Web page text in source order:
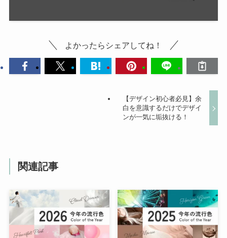
よかったらシェアしてね！
【デザイン初心者必見】余
白を意識するだけでデザイ
ンが一気に垢抜ける！
関連記事